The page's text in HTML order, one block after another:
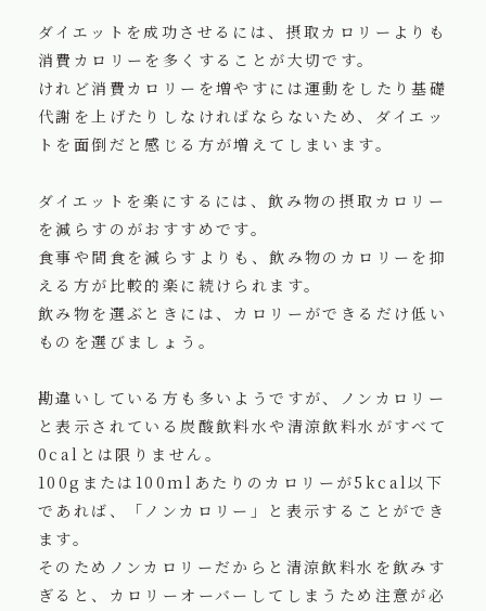
ダイエットを成功させるには、摂取カロリーよりも
消費カロリーを多くすることが大切です。
けれど消費カロリーを増やすには運動をしたり基礎
代謝を上げたりしなければならないため、ダイエッ
トを面倒だと感じる方が増えてしまいます。
ダイエットを楽にするには、飲み物の摂取カロリー
を減らすのがおすすめです。
食事や間食を減らすよりも、飲み物のカロリーを抑
える方が比較的楽に続けられます。
飲み物を選ぶときには、カロリーができるだけ低い
ものを選びましょう。
勘違いしている方も多いようですが、ノンカロリー
と表示されている炭酸飲料水や清涼飲料水がすべて
0calとは限りません。
100gまたは100mlあたりのカロリーが5kcal以下
であれば、「ノンカロリー」と表示することができ
ます。
そのためノンカロリーだからと清涼飲料水を飲みす
ぎると、カロリーオーバーしてしまうため注意が必